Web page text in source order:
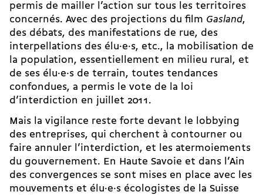
permis de mailler l’action sur tous les territoires
concernés. Avec des projections du film Gasland,
des débats, des manifestations de rue, des
interpellations des élu·e·s, etc., la mobilisation de
la population, essentiellement en milieu rural, et
de ses élu·e·s de terrain, toutes tendances
confondues, a permis le vote de la loi
d’interdiction en juillet 2011.
Mais la vigilance reste forte devant le lobbying
des entreprises, qui cherchent à contourner ou
faire annuler l’interdiction, et les atermoiements
du gouvernement. En Haute Savoie et dans l’Ain
des convergences se sont mises en place avec les
mouvements et élu·e·s écologistes de la Suisse